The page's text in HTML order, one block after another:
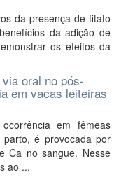
da presença de fitato
da adição de
os efeitos da
oral no pós-
em vacas leiteiras
em fêmeas
é provocada por
Ca no sangue. Nesse
ao ...